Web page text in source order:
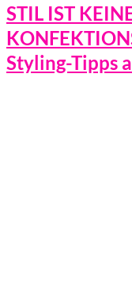
STIL IST
Styling-Tipps